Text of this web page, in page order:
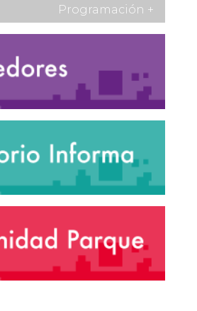
Programación +